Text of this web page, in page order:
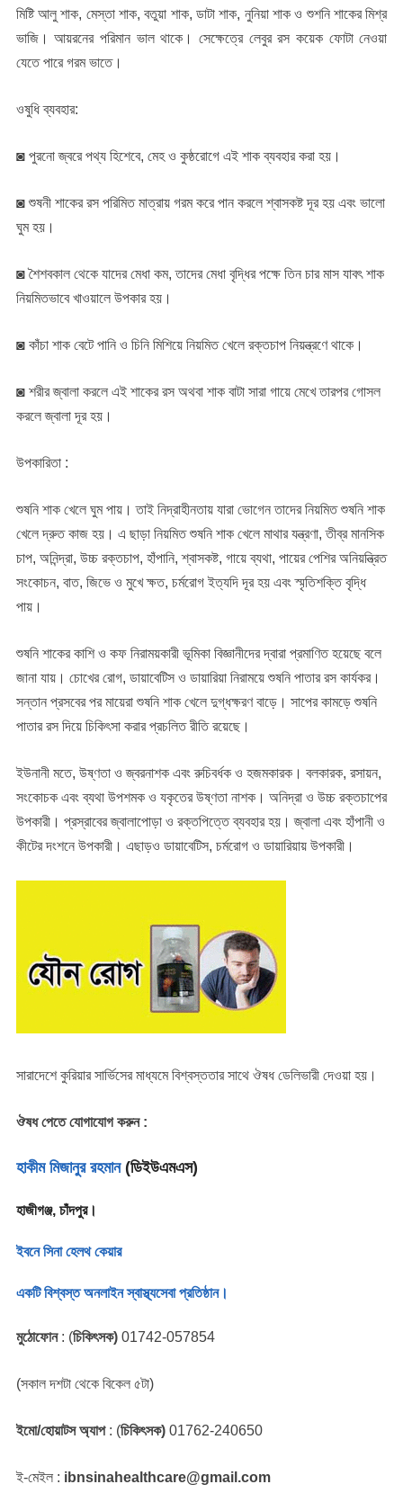
মিষ্টি আলু শাক, মেস্তা শাক, বতুয়া শাক, ডাটা শাক, নুনিয়া শাক ও শুশনি শাকের মিশ্র
ভাজি। আয়রনের পরিমান ভাল থাকে। সেক্ষেত্রে লেবুর রস কয়েক ফোটা নেওয়া
যেতে পারে গরম ভাতে।
ওষুধি ব্যবহার:
◙ পুরনো জ্বরে পথ্য হিশেবে, মেহ ও কুষ্ঠরোগে এই শাক ব্যবহার করা হয়।
◙ শুষনী শাকের রস পরিমিত মাত্রায় গরম করে পান করলে শ্বাসকষ্ট দূর হয় এবং ভালো
ঘুম হয়।
◙ শৈশবকাল থেকে যাদের মেধা কম, তাদের মেধা বৃদ্ধির পক্ষে তিন চার মাস যাবৎ শাক
নিয়মিতভাবে খাওয়ালে উপকার হয়।
◙ কাঁচা শাক বেটে পানি ও চিনি মিশিয়ে নিয়মিত খেলে রক্তচাপ নিয়ন্ত্রণে থাকে।
◙ শরীর জ্বালা করলে এই শাকের রস অথবা শাক বাটা সারা গায়ে মেখে তারপর গোসল
করলে জ্বালা দূর হয়।
উপকারিতা :
শুষনি শাক খেলে ঘুম পায়। তাই নিদ্রাহীনতায় যারা ভোগেন তাদের নিয়মিত শুষনি শাক
খেলে দ্রুত কাজ হয়। এ ছাড়া নিয়মিত শুষনি শাক খেলে মাথার যন্ত্রণা, তীব্র মানসিক
চাপ, অনিন্দ্রা, উচ্চ রক্তচাপ, হাঁপানি, শ্বাসকষ্ট, গায়ে ব্যথা, পায়ের পেশির অনিয়ন্ত্রিত
সংকোচন, বাত, জিভে ও মুখে ক্ষত, চর্মরোগ ইত্যদি দূর হয় এবং স্মৃতিশক্তি বৃদ্ধি
পায়।
শুষনি শাকের কাশি ও কফ নিরাময়কারী ভূমিকা বিজ্ঞানীদের দ্বারা প্রমাণিত হয়েছে বলে
জানা যায়। চোখের রোগ, ডায়াবেটিস ও ডায়ারিয়া নিরাময়ে শুষনি পাতার রস কার্যকর।
সন্তান প্রসবের পর মায়েরা শুষনি শাক খেলে দুগ্ধক্ষরণ বাড়ে। সাপের কামড়ে শুষনি
পাতার রস দিয়ে চিকিৎসা করার প্রচলিত রীতি রয়েছে।
ইউনানী মতে, উষ্ণতা ও জ্বরনাশক এবং রুচিবর্ধক ও হজমকারক। বলকারক, রসায়ন,
সংকোচক এবং ব্যথা উপশমক ও যকৃতের উষ্ণতা নাশক। অনিদ্রা ও উচ্চ রক্তচাপের
উপকারী। প্রস্রাবের জ্বালাপোড়া ও রক্তপিত্তে ব্যবহার হয়। জ্বালা এবং হাঁপানী ও
কীটের দংশনে উপকারী। এছাড়ও ডায়াবেটিস, চর্মরোগ ও ডায়ারিয়ায় উপকারী।
সারাদেশে কুরিয়ার সার্ভিসের মাধ্যমে বিশ্বস্ততার সাথে ঔষধ ডেলিভারী দেওয়া হয়।
ঔষধ পেতে যোগাযোগ করুন :
হাকীম মিজানুর রহমান(ডিইউএমএস)
হাজীগঞ্জ, চাঁদপুর।
ইবনে সিনা হেলথ কেয়ার
একটি বিশ্বস্ত অনলাইন স্বাস্থ্যসেবা প্রতিষ্ঠান।
মুঠোফোন: (চিকিৎসক)01742-057854
(সকাল দশটা থেকে বিকেল ৫টা)
ইমো/হোয়াটস অ্যাপ: (চিকিৎসক) 01762-240650
ই-মেইল : ibnsinahealthcare@gmail.com